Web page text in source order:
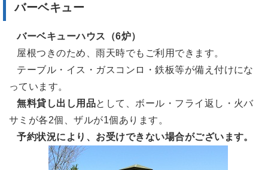
バーベキュー
バーベキューハウス（6炉）
屋根つきのため、雨天時でもご利用できます。
テーブル・イス・ガスコンロ・鉄板等が備え付けにな
っています。
無料貸し出し用品として、ボール・フライ返し・火バ
サミが各2個、ザルが1個あります。
予約状況により、お受けできない場合がございます。